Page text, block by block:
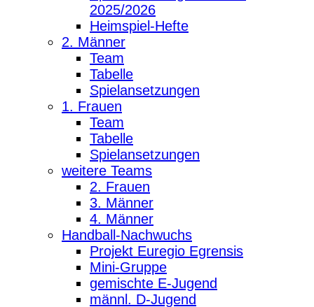
2025/2026
Heimspiel-Hefte
2. Männer
Team
Tabelle
Spielansetzungen
1. Frauen
Team
Tabelle
Spielansetzungen
weitere Teams
2. Frauen
3. Männer
4. Männer
Handball-Nachwuchs
Projekt Euregio Egrensis
Mini-Gruppe
gemischte E-Jugend
männl. D-Jugend